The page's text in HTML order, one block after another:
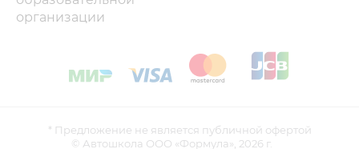
организации
* Предложение не является публичной офертой
© Автошкола ООО «Формула», 2026 г.